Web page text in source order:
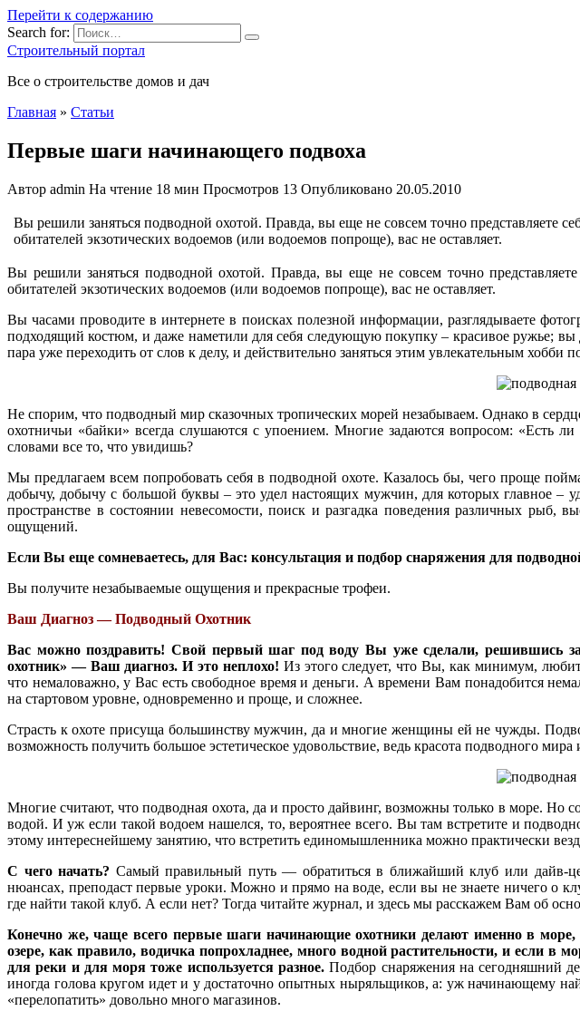
Перейти к содержанию
Search for:
Строительный портал
Все о строительстве домов и дач
Главная » Статьи
Первые шаги начинающего подвоха
Автор admin На чтение 18 мин Просмотров 13 Опубликовано 20.05.2010
Вы решили заняться подводной охотой. Правда, вы еще не совсем точно
обитателей экзотических водоемов (или водоемов попроще), вас не оставляет.
Вы решили заняться подводной охотой. Правда, вы еще не совсем точно представляете
обитателей экзотических водоемов (или водоемов попроще), вас не оставляет.
Вы часами проводите в интернете в поисках полезной информации, разглядываете
подходящий костюм, и даже наметили для себя следующую покупку – красивое ружье;
пара уже переходить от слов к делу, и действительно заняться этим увлекательным хобби
Не спорим, что подводный мир сказочных тропических морей незабываем. Однако в
охотничьи «байки» всегда слушаются с упоением. Многие задаются вопросом: «Есть
словами все то, что увидишь?
Мы предлагаем всем попробовать себя в подводной охоте. Казалось бы, чего проще
добычу, добычу с большой буквы – это удел настоящих мужчин, для которых главное
пространстве в состоянии невесомости, поиск и разгадка поведения различных рыб,
ощущений.
Если Вы еще сомневаетесь, для Вас: консультация и подбор снаряжения для
Вы получите незабываемые ощущения и прекрасные трофеи.
Ваш Диагноз — Подводный Охотник
Вас можно поздравить! Свой первый шаг под воду Вы уже сделали, решившись
охотник» — Ваш диагноз. И это неплохо! Из этого следует, что Вы, как минимум,
что немаловажно, у Вас есть свободное время и деньги. А времени Вам понадобится
на стартовом уровне, одновременно и проще, и сложнее.
Страсть к охоте присуща большинству мужчин, да и многие женщины ей не чужды.
возможность получить большое эстетическое удовольствие, ведь красота подводного
Многие считают, что подводная охота, да и просто дайвинг, возможны только в море.
водой. И уж если такой водоем нашелся, то, вероятнее всего. Вы там встретите и
этому интереснейшему занятию, что встретить единомышленника можно практически
С чего начать? Самый правильный путь — обратиться в ближайший клуб или дайв-
нюансах, преподаст первые уроки. Можно и прямо на воде, если вы не знаете ничего о
где найти такой клуб. А если нет? Тогда читайте журнал, и здесь мы расскажем Вам об
Конечно же, чаще всего первые шаги начинающие охотники делают именно в море,
озере, как правило, водичка попрохладнее, много водной растительности, и если в
для реки и для моря тоже используется разное.Подбор снаряжения на сегодняшний
иногда голова кругом идет и у достаточно опытных ныряльщиков, а: уж начинающему
«перелопатить» довольно много магазинов.